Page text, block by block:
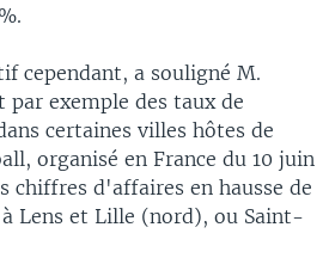
cependant, a souligné M.
par exemple des taux de
certaines villes hôtes de
organisé en France du 10 juin
chiffres d'affaires en hausse de
Lens et Lille (nord), ou Saint-